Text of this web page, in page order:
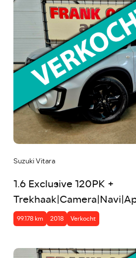
Suzuki Vitara
1.6 Exclusive 120PK +
99.178 km 2018 Verkocht